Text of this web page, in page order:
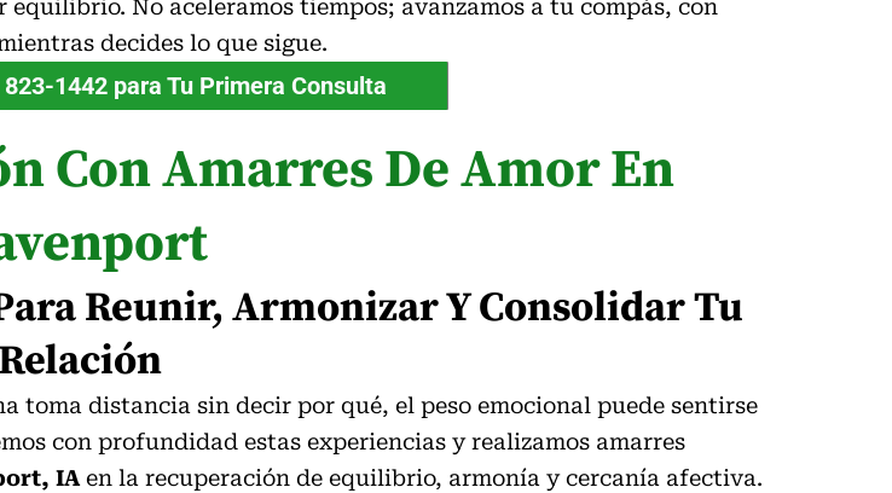
No aceleramos tiempos; avanzamos a tu compás, con
decides lo que sigue.
1442 para Tu Primera Consulta
Con Amarres De Amor En
Reunir, Armonizar Y Consolidar Tu
Relación
toma distancia sin decir por qué, el peso emocional puede sentirse
con profundidad estas experiencias y realizamos amarres
IAen la recuperación de equilibrio, armonía y cercanía afectiva.